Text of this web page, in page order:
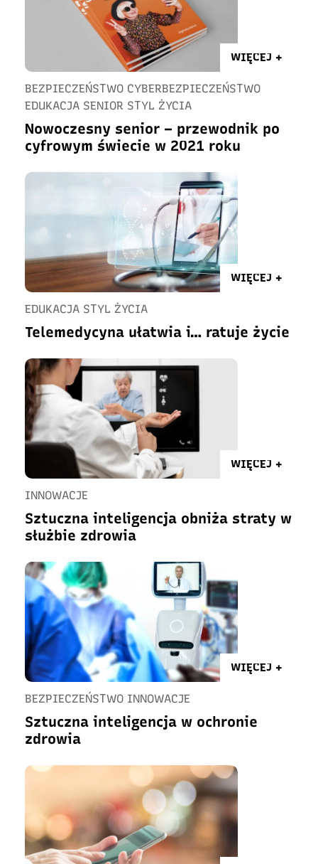
WIĘCEJ +
BEZPIECZEŃSTWO CYBERBEZPIECZEŃSTWO
EDUKACJA SENIOR STYL ŻYCIA
Nowoczesny senior – przewodnik po
cyfrowym świecie w 2021 roku
WIĘCEJ +
EDUKACJA STYL ŻYCIA
Telemedycyna ułatwia i… ratuje życie
WIĘCEJ +
INNOWACJE
Sztuczna inteligencja obniża straty w
służbie zdrowia
WIĘCEJ +
BEZPIECZEŃSTWO INNOWACJE
Sztuczna inteligencja w ochronie
zdrowia